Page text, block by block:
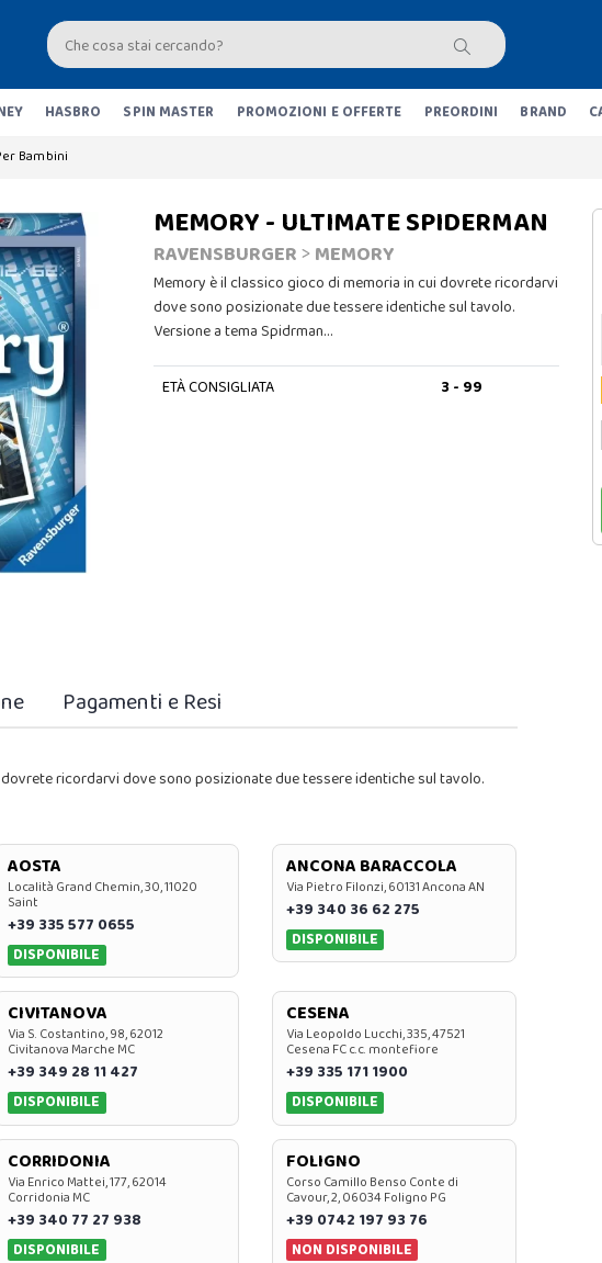
HASBRO SPIN MASTER PROMOZIONI E OFFERTE PREORDINI BRAND
Bambini
MEMORY - ULTIMATE SPIDERMAN
RAVENSBURGER> MEMORY
Memory è il classico gioco di memoria in cui dovrete ricordarvi
dove sono posizionate due tessere identiche sul tavolo.
Versione a tema Spidrman…
ETÀ CONSIGLIATA 3 - 99
Pagamenti e Resi
ricordarvi dove sono posizionate due tessere identiche sul tavolo.
AOSTA
Località Grand Chemin, 30, 11020
Saint
+39 335 577 0655
DISPONIBILE
ANCONA BARACCOLA
Via Pietro Filonzi, 60131 Ancona AN
+39 340 36 62 275
DISPONIBILE
CIVITANOVA
Via S. Costantino, 98, 62012
Civitanova Marche MC
+39 349 28 11 427
DISPONIBILE
CESENA
Via Leopoldo Lucchi, 335, 47521
Cesena FC c.c. montefiore
+39 335 171 1900
DISPONIBILE
CORRIDONIA
Via Enrico Mattei, 177, 62014
Corridonia MC
+39 340 77 27 938
DISPONIBILE
FOLIGNO
Corso Camillo Benso Conte di
Cavour, 2, 06034 Foligno PG
+39 0742 197 93 76
NON DISPONIBILE